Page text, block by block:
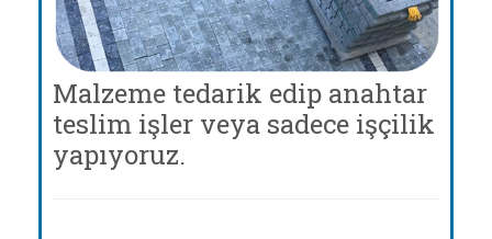
Malzeme tedarik edip anahtar
teslim işler veya sadece işçilik
yapıyoruz.